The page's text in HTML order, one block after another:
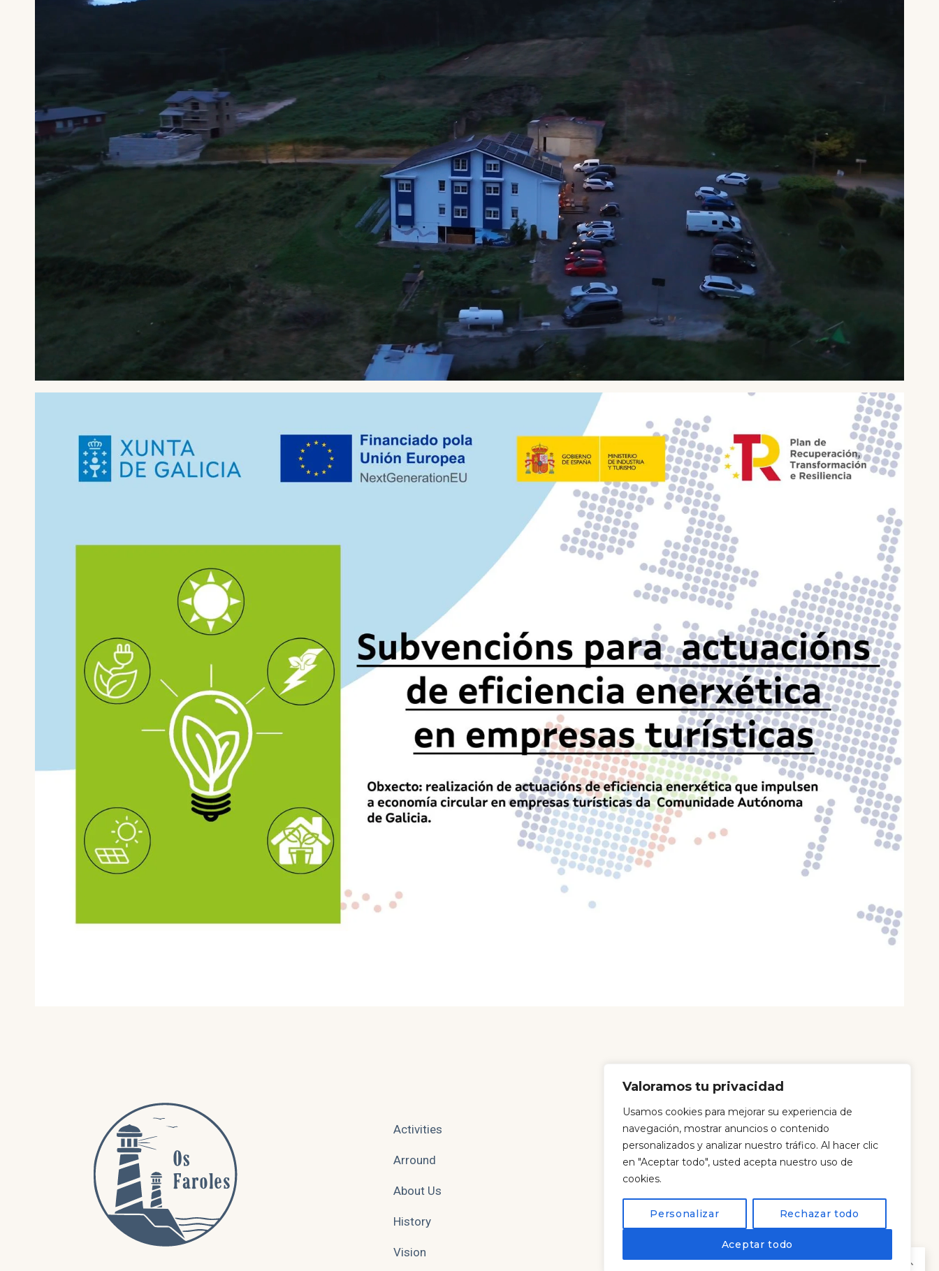
Valoramos tu privacidad
Usamos cookies para mejorar su experiencia de
navegación, mostrar anuncios o contenido
personalizados y analizar nuestro tráfico. Al hacer clic
en "Aceptar todo", usted acepta nuestro uso de
cookies.
Personalizar Rechazar todo
Aceptar todo
Activities
Arround
About Us
History
Vision
98 259 25 64
Calle Prada, 1, 27870 Xove, Lugo
@osfaroleshostel
EN